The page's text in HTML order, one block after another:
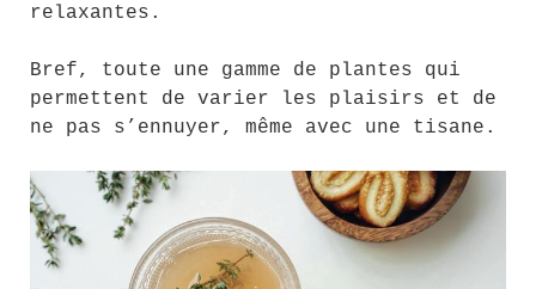
relaxantes.
Bref, toute une gamme de plantes qui
permettent de varier les plaisirs et de
ne pas s’ennuyer, même avec une tisane.